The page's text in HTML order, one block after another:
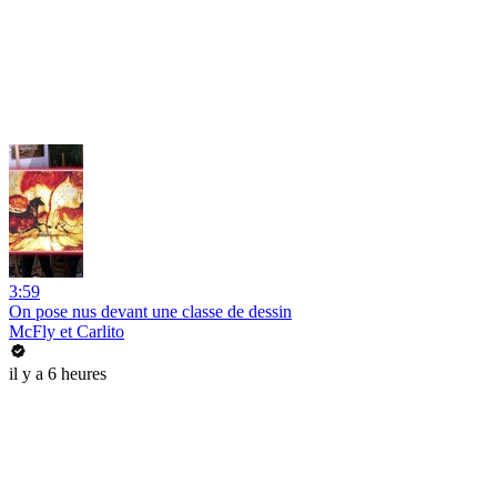
3:59
On pose nus devant une classe de dessin
McFly et Carlito
il y a 6 heures